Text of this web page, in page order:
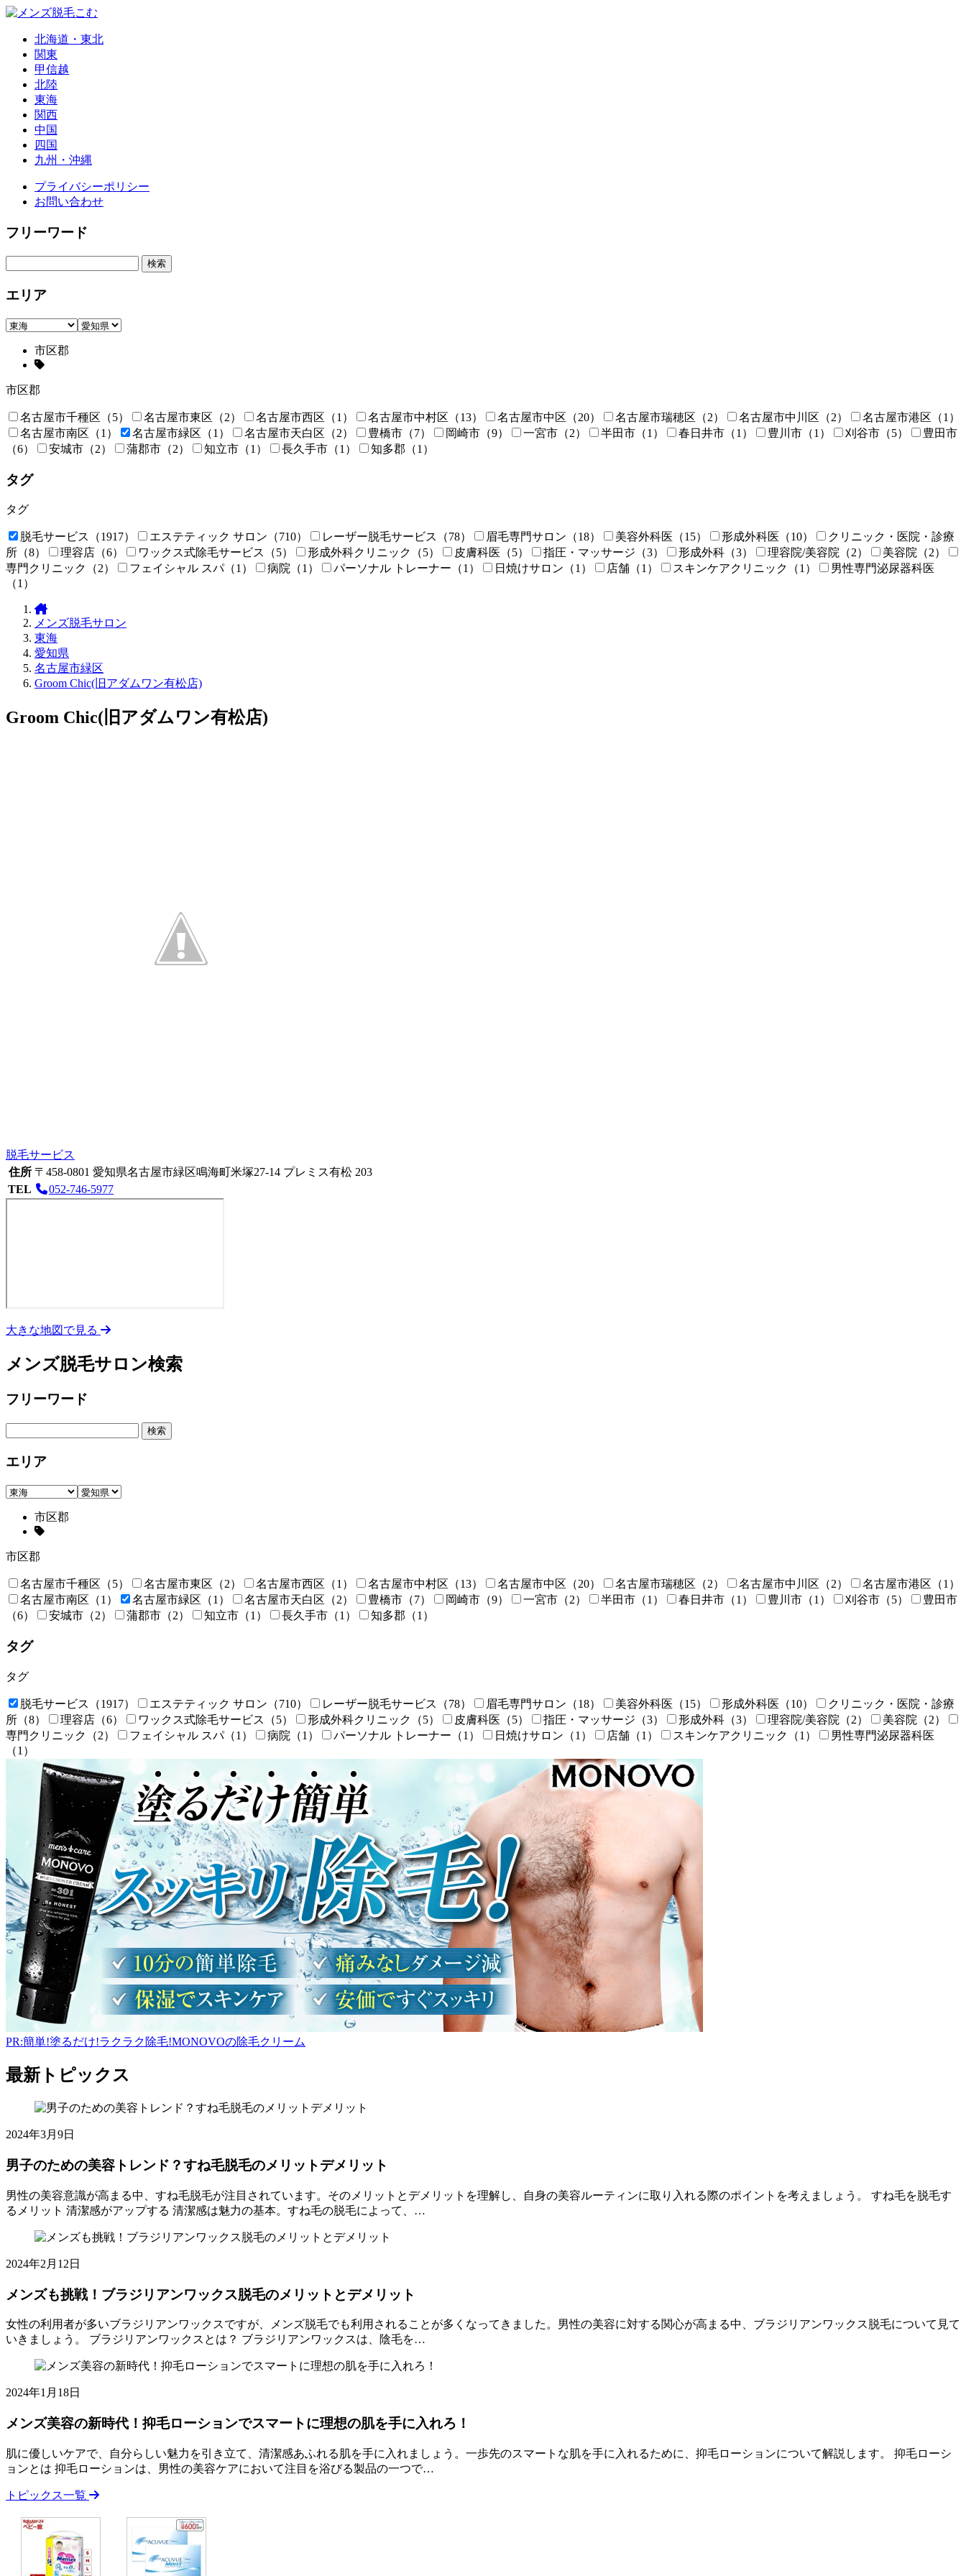
北海道・東北
関東
甲信越
北陸
東海
関西
中国
四国
九州・沖縄
プライバシーポリシー
お問い合わせ
フリーワード
エリア
市区郡
市区郡
名古屋市千種区 （5） 名古屋市東区 （2） 名古屋市西区 （1） 名古屋市中村区 （13） 名古屋市中区 （20） 名古屋市瑞穂区 （2） 名古屋市中川区 （2） 名古屋市港区 （1）
名古屋市南区 （1） 名古屋市緑区 （1） 名古屋市天白区 （2） 豊橋市 （7） 岡崎市 （9） 一宮市 （2） 半田市 （1） 春日井市 （1） 豊川市 （1） 刈谷市 （5）
豊田市
（6）
安城市 （2） 蒲郡市 （2） 知立市 （1） 長久手市 （1） 知多郡 （1）
タグ
タグ
脱毛サービス （1917） エステティック サロン （710） レーザー脱毛サービス （78） 眉毛専門サロン （18） 美容外科医 （15） 形成外科医 （10）
クリニック・医院・診療
所 （8） 理容店 （6） ワックス式除毛サービス （5） 形成外科クリニック （5） 皮膚科医 （5） 指圧・マッサージ （3） 形成外科 （3） 理容院/美容院 （2） 美容院 （2）
専門クリニック
（2） フェイシャル スパ（1） 病院 （1） パーソナル トレーナー （1） 日焼けサロン （1） 店舗 （1） スキンケアクリニック （1）
男性専門泌尿器科医
（1）
メ
ン
ズ
脱
毛
こ
メンズ脱毛サロン
東海
愛知県
名古屋市緑区
Groom Chic(旧アダムワン有松店)
Groom Chic(旧アダムワン有松店)
脱毛サービス
住所 〒458-0801 愛知県名古屋市緑区鳴海町米塚27-14 プレミス有松 203
TEL
052-746-5977
大きな地図で見る
2023
年
月
日
2023
8
25
メ
ズ
脱
毛
メンズ脱毛サロン検索
フリーワード
エリア
市区郡
市区郡
名古屋市千種区 （5） 名古屋市東区 （2） 名古屋市西区 （1） 名古屋市中村区 （13） 名古屋市中区 （20） 名古屋市瑞穂区 （2） 名古屋市中川区 （2） 名古屋市港区 （1）
名古屋市南区 （1） 名古屋市緑区 （1） 名古屋市天白区 （2） 豊橋市 （7） 岡崎市 （9） 一宮市 （2） 半田市 （1） 春日井市 （1） 豊川市 （1） 刈谷市 （5）
豊田市
（6）
安城市 （2） 蒲郡市 （2） 知立市 （1） 長久手市 （1） 知多郡 （1）
タグ
タグ
脱毛サービス （1917） エステティック サロン （710） レーザー脱毛サービス （78） 眉毛専門サロン （18） 美容外科医 （15） 形成外科医 （10）
クリニック・医院・診療
所 （8） 理容店 （6） ワックス式除毛サービス （5） 形成外科クリニック （5） 皮膚科医 （5） 指圧・マッサージ （3） 形成外科 （3） 理容院/美容院 （2） 美容院 （2）
専門クリニック
（2） フェイシャル スパ（1） 病院 （1） パーソナル トレーナー （1） 日焼けサロン （1） 店舗 （1） スキンケアクリニック （1）
男性専門泌尿器科医
（1）
PR:簡単!塗るだけ!ラクラク除毛!MONOVOの除毛クリーム
最新トピックス
2024年3月9日
8
月
15
日
男子のための美容トレンド？すね毛脱毛のメリットデメリット
男性の美容意識が高まる中、すね毛脱毛が注目されています。そのメリットとデメリットを理解し、自身の美容ルーティンに取り入れる際のポイントを考えましょう。 すね毛を脱毛す
るメリット 清潔感がアップする 清潔感は魅力の基本。すね毛の脱毛によって、…
ク
メ
ズ
脱
む
た
の
容
ト
ド？
ね
脱
毛
メ
2024年2月12日
8
月
15
日
メンズも挑戦！ブラジリアンワックス脱毛のメリットとデメリット
女性の利用者が多いブラジリアンワックスですが、メンズ脱毛でも利用されることが多くなってきました。男性の美容に対する関心が高まる中、ブラジリアンワックス脱毛について見て
いきましょう。 ブラジリアンワックスとは？ ブラジリアンワックスは、陰毛を…
ク
メ
ズ
脱
毛
こ
も
戦！
ラ
ジ
リ
ア
2024年1月18日
8
月
15
日
メンズ美容の新時代！抑毛ローションでスマートに理想の肌を手に入れろ！
肌に優しいケアで、自分らしい魅力を引き立て、清潔感あふれる肌を手に入れましょう。一歩先のスマートな肌を手に入れるために、抑毛ローションについて解説します。 抑毛ローシ
ョンとは 抑毛ローションは、男性の美容ケアにおいて注目を浴びる製品の一つで…
ピ
ントピックス一覧